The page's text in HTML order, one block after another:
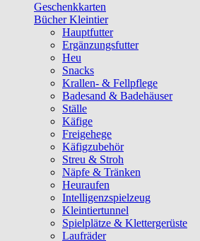
Geschenkkarten
Bücher Kleintier
Hauptfutter
Ergänzungsfutter
Heu
Snacks
Krallen- & Fellpflege
Badesand & Badehäuser
Ställe
Käfige
Freigehege
Käfigzubehör
Streu & Stroh
Näpfe & Tränken
Heuraufen
Intelligenzspielzeug
Kleintiertunnel
Spielplätze & Klettergerüste
Laufräder